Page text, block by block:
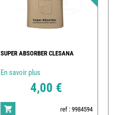
SUPER ABSORBER CLESANA
En savoir plus
4,00 €
ref : 9984594